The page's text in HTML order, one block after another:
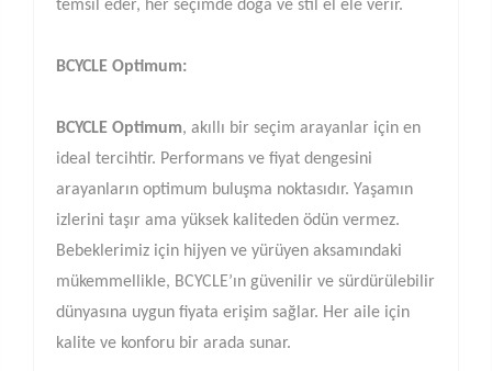
temsil eder, her seçimde doğa ve stil el ele verir.
BCYCLE Optimum:
BCYCLE Optimum, akıllı bir seçim arayanlar için en
ideal tercihtir. Performans ve fiyat dengesini
arayanların optimum buluşma noktasıdır. Yaşamın
izlerini taşır ama yüksek kaliteden ödün vermez.
Bebeklerimiz için hijyen ve yürüyen aksamındaki
mükemmellikle, BCYCLE’ın güvenilir ve sürdürülebilir
dünyasına uygun fiyata erişim sağlar. Her aile için
kalite ve konforu bir arada sunar.